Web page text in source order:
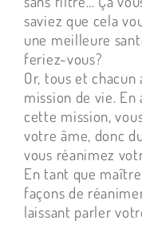
saviez que cela
une meilleure
feriez-vous?
Or, tous et chacun
mission de vie. En
cette mission,
votre âme, donc
vous réanimez
En tant que
façons de
laissant parler